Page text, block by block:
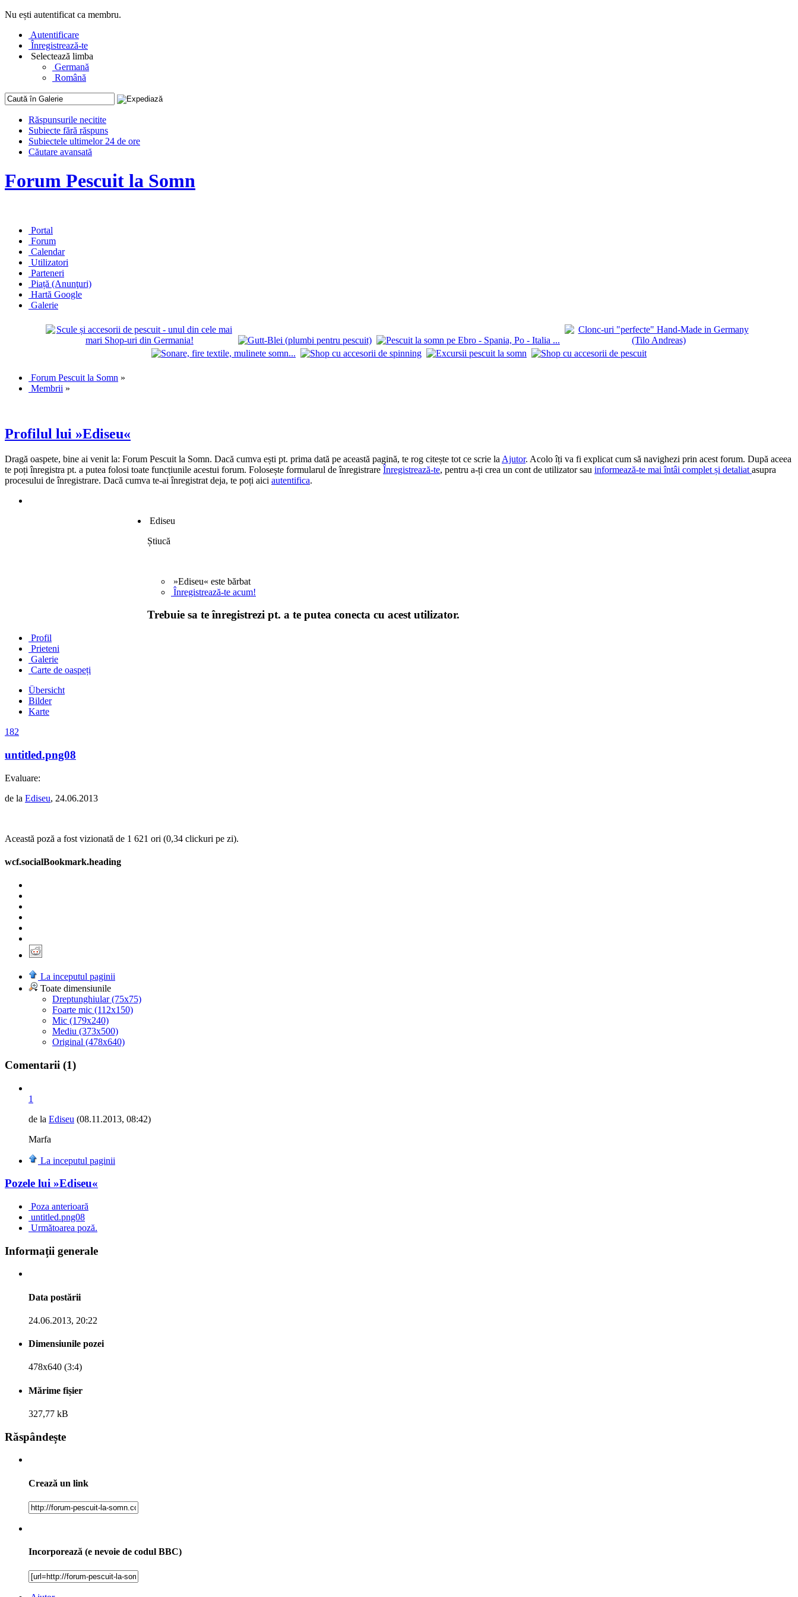
Nu ești autentificat ca membru.
Autentificare
Înregistrează-te
Selectează limba
Germană
Română
Răspunsurile necitite
Subiecte fără răspuns
Subiectele ultimelor 24 de ore
Căutare avansată
Forum Pescuit la Somn
Portal
Forum
Calendar
Utilizatori
Parteneri
Piață (Anunţuri)
Hartă Google
Galerie
Forum Pescuit la Somn »
Membrii »
Profilul lui »Ediseu«
Dragă oaspete, bine ai venit la: Forum Pescuit la Somn. Dacă cumva ești pt. prima dată pe această pagină, te rog citește tot ce scrie la Ajutor. Acolo îți va fi explicat cum să navighezi prin acest forum. După aceea
te poți înregistra pt. a putea folosi toate funcțiunile acestui forum. Folosește formularul de înregistrare Înregistrează-te, pentru a-ți crea un cont de utilizator sau informează-te mai întâi complet și detaliat asupra
procesului de înregistrare. Dacă cumva te-ai înregistrat deja, te poți aici autentifica.
Ediseu
Știucă
»Ediseu« este bărbat
Înregistrează-te acum!
Trebuie sa te înregistrezi pt. a te putea conecta cu acest utilizator.
Profil
Prieteni
Galerie
Carte de oaspeți
Übersicht
Bilder
Karte
182
untitled.png08
Evaluare:
de la Ediseu, 24.06.2013
Această poză a fost vizionată de 1 621 ori (0,34 clickuri pe zi).
wcf.socialBookmark.heading
La inceputul paginii
Toate dimensiunile
Dreptunghiular (75x75)
Foarte mic (112x150)
Mic (179x240)
Mediu (373x500)
Original (478x640)
Comentarii (1)
1
de la Ediseu (08.11.2013, 08:42)
Marfa
La inceputul paginii
Pozele lui »Ediseu«
Poza anterioară
untitled.png08
Următoarea poză.
Informații generale
Data postării
24.06.2013, 20:22
Dimensiunile pozei
478x640 (3:4)
Mărime fișier
327,77 kB
Răspândește
Crează un link
Incorporează (e nevoie de codul BBC)